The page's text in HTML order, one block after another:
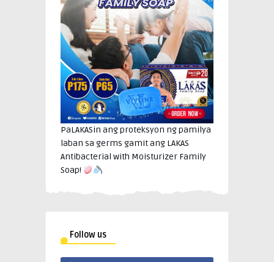
PaLAKASin ang proteksyon ng pamilya
laban sa germs gamit ang LAKAS
Antibacterial with Moisturizer Family
Soap!
Follow us